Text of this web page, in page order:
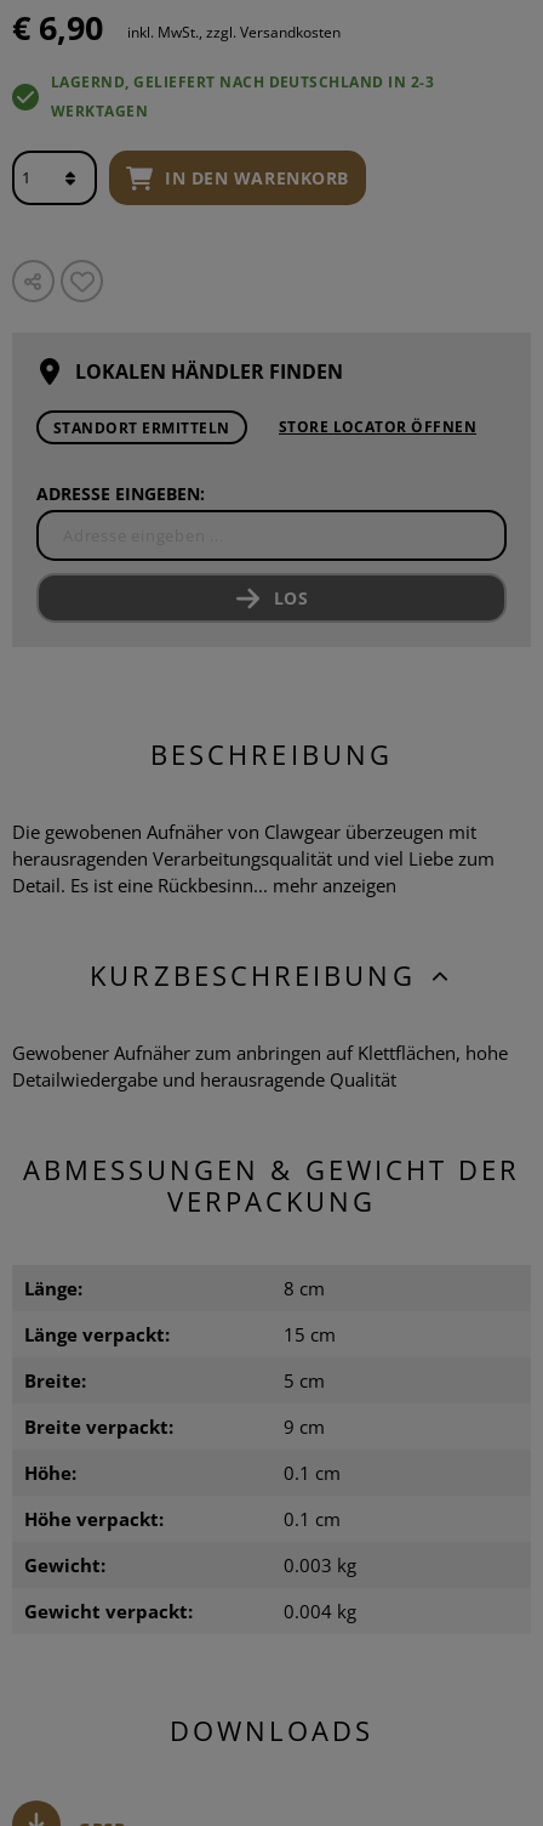
€ 6,90 inkl. MwSt., zzgl. Versandkosten
LAGERND, GELIEFERT NACH DEUTSCHLAND IN 2-3
WERKTAGEN
IN DEN WARENKORB
LOKALEN HÄNDLER FINDEN
STANDORT ERMITTELN STORE LOCATOR ÖFFNEN
ADRESSE EINGEBEN:
LOS
BESCHREIBUNG
Die gewobenen Aufnäher von Clawgear überzeugen mit
herausragenden Verarbeitungsqualität und viel Liebe zum
Detail. Es ist eine Rückbesinn... mehr anzeigen
KURZBESCHREIBUNG
Gewobener Aufnäher zum anbringen auf Klettflächen, hohe
Detailwiedergabe und herausragende Qualität
ABMESSUNGEN & GEWICHT DER
VERPACKUNG
Länge:
8 cm
Länge verpackt:
15 cm
Breite:
5 cm
Breite verpackt:
9 cm
Höhe:
0.1 cm
Höhe verpackt:
0.1 cm
Gewicht:
0.003 kg
Gewicht verpackt:
0.004 kg
DOWNLOADS